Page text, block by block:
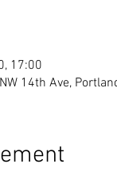
17:00
14th Ave,